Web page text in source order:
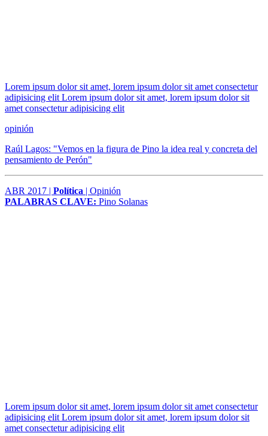
Lorem ipsum dolor sit amet, lorem ipsum dolor sit amet consectetur
adipisicing elit Lorem ipsum dolor sit amet, lorem ipsum dolor sit
amet consectetur adipisicing elit
opinión
Raúl Lagos: "Vemos en la figura de Pino la idea real y concreta del
pensamiento de Perón"
ABR 2017 | Política | Opinión
PALABRAS CLAVE: Pino Solanas
Lorem ipsum dolor sit amet, lorem ipsum dolor sit amet consectetur
adipisicing elit Lorem ipsum dolor sit amet, lorem ipsum dolor sit
amet consectetur adipisicing elit